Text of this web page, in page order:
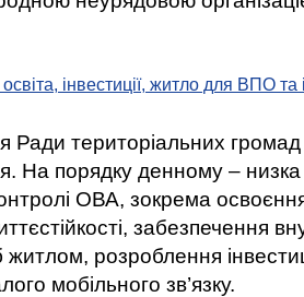
інвестиції, житло для ВПО
Ради територіальних громад
На порядку денному –
ОВА, зокрема освоєння
забезпечення
розроблення
мобільного зв’язку.